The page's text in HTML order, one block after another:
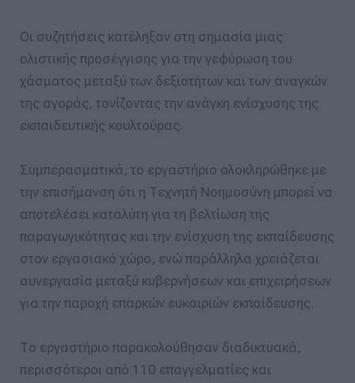
Οι συζητήσεις κατέληξαν στη σημασία μιας
ολιστικής προσέγγισης για την γεφύρωση του
χάσματος μεταξύ των δεξιοτήτων και των αναγκών
της αγοράς, τονίζοντας την ανάγκη ενίσχυσης της
εκπαιδευτικής κουλτούρας.
Συμπερασματικά, το εργαστήριο ολοκληρώθηκε με
την επισήμανση ότι η Τεχνητή Νοημοσύνη μπορεί να
αποτελέσει καταλύτη για τη βελτίωση της
παραγωγικότητας και την ενίσχυση της εκπαίδευσης
στον εργασιακό χώρο, ενώ παράλληλα χρειάζεται
συνεργασία μεταξύ κυβερνήσεων και επιχειρήσεων
για την παροχή επαρκών ευκαιριών εκπαίδευσης.
Το εργαστήριο παρακολούθησαν διαδικτυακά,
περισσότεροι από 110 επαγγελματίες και